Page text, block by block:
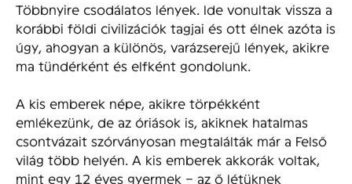
Többnyire csodálatos lények. Ide vonultak vissza a
korábbi földi civilizációk tagjai és ott élnek azóta is
úgy, ahogyan a különös, varázserejű lények, akikre
ma tündérként és elfként gondolunk.
A kis emberek népe, akikre törpékként
emlékezünk, de az óriások is, akiknek hatalmas
csontvázait szórványosan megtalálták már a Felső
világ több helyén. A kis emberek akkorák voltak,
mint egy 12 éves gyermek – az ő létüknek